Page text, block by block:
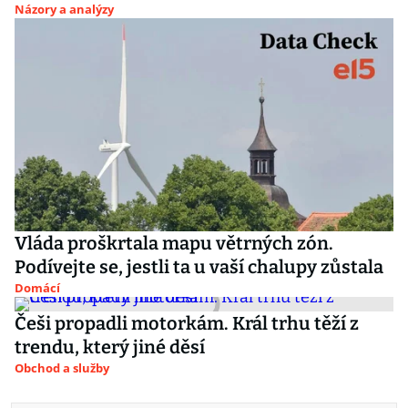
Názory a analýzy
Vláda proškrtala mapu větrných zón.
Podívejte se, jestli ta u vaší chalupy zůstala
Domácí
Češi propadli motorkám. Král trhu těží z
trendu, který jiné děsí
Obchod a služby